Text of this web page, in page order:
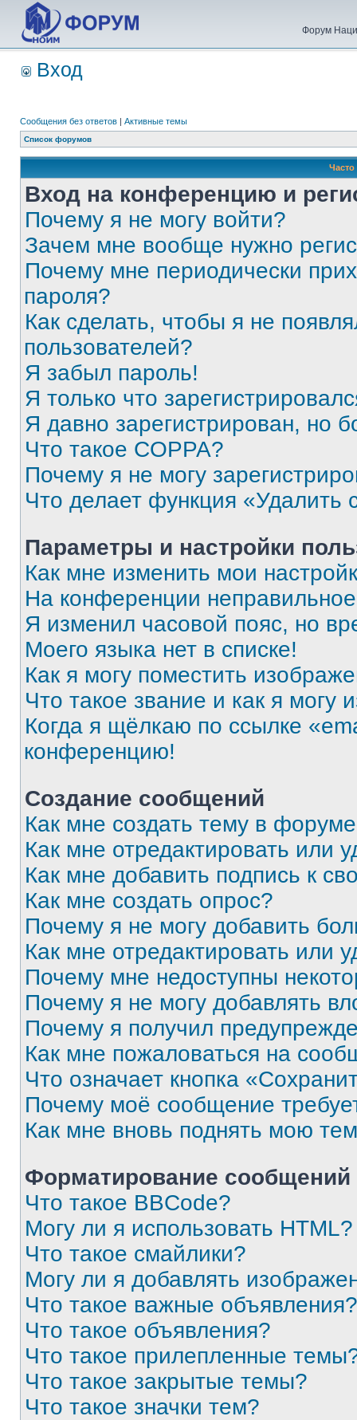
Форум
Вход
Сообщения без ответов | Активные темы
Список форумов
Вход на конференцию и
Почему я не могу войти?
Зачем мне вообще нужно
Почему мне периодически
пароля?
Как сделать, чтобы я не
пользователей?
Я забыл пароль!
Я только что
Я давно зарегистрирован, но
Что такое COPPA?
Почему я не могу
Что делает функция «Удалить
Параметры и настройки
Как мне изменить мои
На конференции
Я изменил часовой пояс, но
Моего языка нет в списке!
Как я могу поместить
Что такое звание и как я могу
Когда я щёлкаю по ссылке
конференцию!
Создание сообщений
Как мне создать тему в
Как мне отредактировать или
Как мне добавить подпись к
Как мне создать опрос?
Почему я не могу добавить
Как мне отредактировать или
Почему мне недоступны
Почему я не могу добавлять
Почему я получил
Как мне пожаловаться на
Что означает кнопка
Почему моё сообщение
Как мне вновь поднять мою
Форматирование
Что такое BBCode?
Могу ли я использовать HTML?
Что такое смайлики?
Могу ли я добавлять
Что такое важные объявления?
Что такое объявления?
Что такое прилепленные
Что такое закрытые темы?
Что такое значки тем?